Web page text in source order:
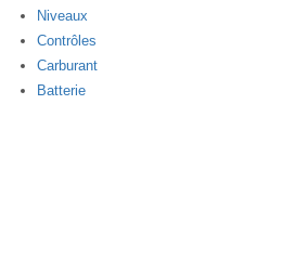
Niveaux
Contrôles
Carburant
Batterie